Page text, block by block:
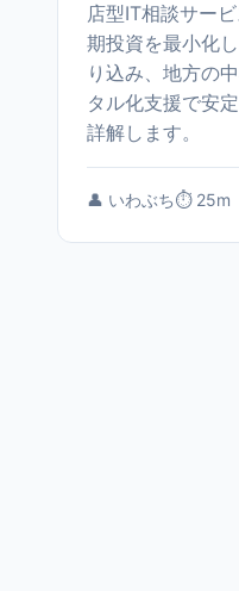
店型IT相談サー
期投資を最小化
り込み、地方の
タル化支援で安
詳解します。
👤 いわぶち⏱️ 25m